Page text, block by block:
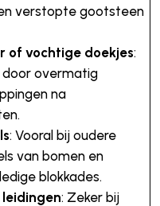
verstopte gootsteen
of vochtige doekjes:
overmatig
na
: Vooral bij oudere
van bomen en
blokkades.
: Zeker bij